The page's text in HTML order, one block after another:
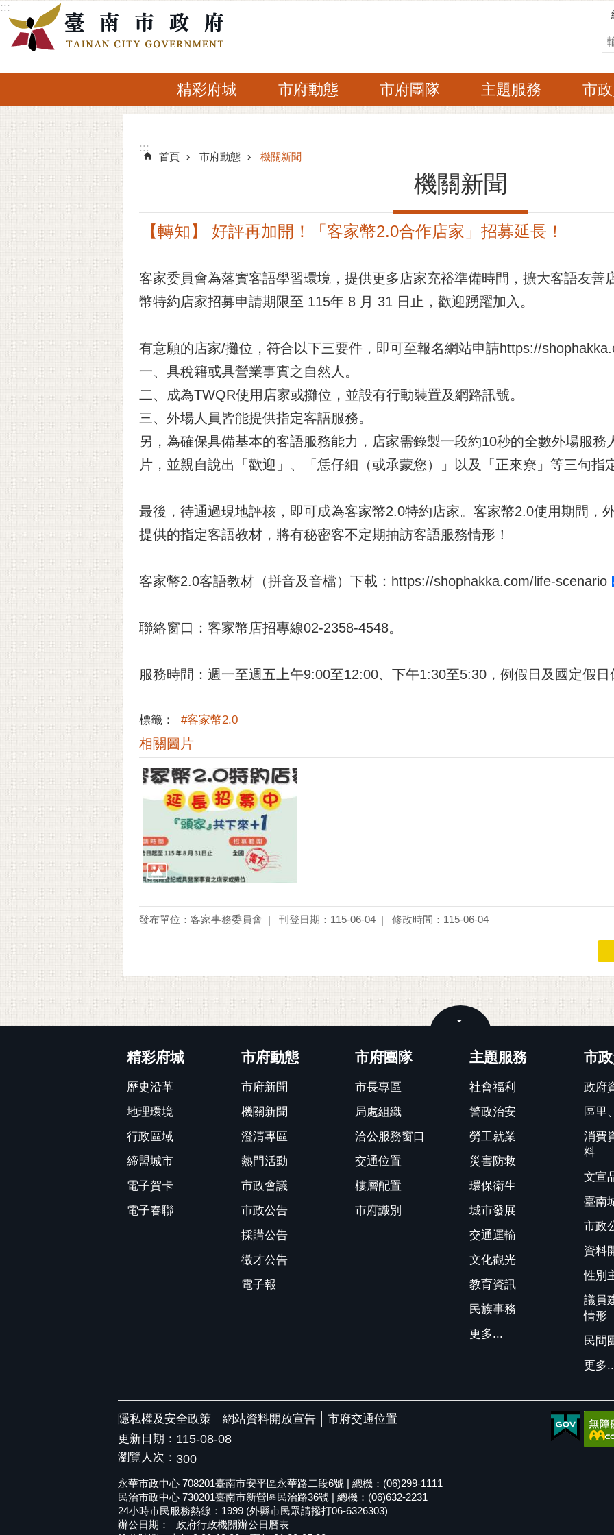
跳到主要內容區塊
:::
精彩府城 市府動態 市府團隊 主題服務 市
:::
:::
首頁 市府動態 機關新聞
機關新聞
【轉知】 好評再加開！「客家幣2.0合作店家」招募延長！
客家委員會為落實客語學習環境，提供更多店家充裕準備時間，擴大客語友善
幣特約店家招募申請期限至 115年 8 月 31 日止，歡迎踴躍加入。
有意願的店家/攤位，符合以下三要件，即可至報名網站申請https://
一、具稅籍或具營業事實之自然人。
二、成為TWQR使用店家或攤位，並設有行動裝置及網路訊號。
三、外場人員皆能提供指定客語服務。
另，為確保具備基本的客語服務能力，店家需錄製一段約10秒的全數外場服務
片，並親自說出「歡迎」、「恁仔細（或承蒙您）」以及「正來尞」等三句指
最後，待通過現地評核，即可成為客家幣2.0特約店家。客家幣2.0使用期間，
提供的指定客語教材，將有秘密客不定期抽訪客語服務情形！
客家幣2.0客語教材（拼音及音檔）下載： https://shophakka.com/life-scenario
聯絡窗口：客家幣店招專線02-2358-4548。
服務時間：週一至週五上午9:00至12:00、下午1:30至5:30，例假日及國定假日
標籤： #客家幣2.0
相關圖片
發布單位：客家事務委員會 刊登日期：115-06-04 修改時間：115-06-04
精彩府城
歷史沿革
地理環境
行政區域
締盟城市
電子賀卡
電子春聯
市府動態
市府新聞
機關新聞
澄清專區
熱門活動
市政會議
市政公告
採購公告
徵才公告
電子報
市府團隊
市長專區
局處組織
洽公服務窗口
交通位置
樓層配置
市府識別
主題服務
社會福利
警政治安
勞工就業
災害防救
環保衛生
城市發展
交通運輸
文化觀光
教育資訊
民族事務
更多...
市
政府
區里
消費
料
文宣
臺南
市政
資料
性別
議員
情形
民間
更多
隱私權及安全政策 網站資料開放宣告
市府交通位置
更新日期： 115-08-08
瀏覽人次： 300
永華市政中心 708201臺南市安平區永華路二段6號 | 總機：(06)299-1111
民治市政中心 730201臺南市新營區民治路36號 | 總機：(06)632-2231
24小時市民服務熱線：1999 (外縣市民眾請撥打06-6326303)
辦公日期：
政府行政機關辦公日曆表